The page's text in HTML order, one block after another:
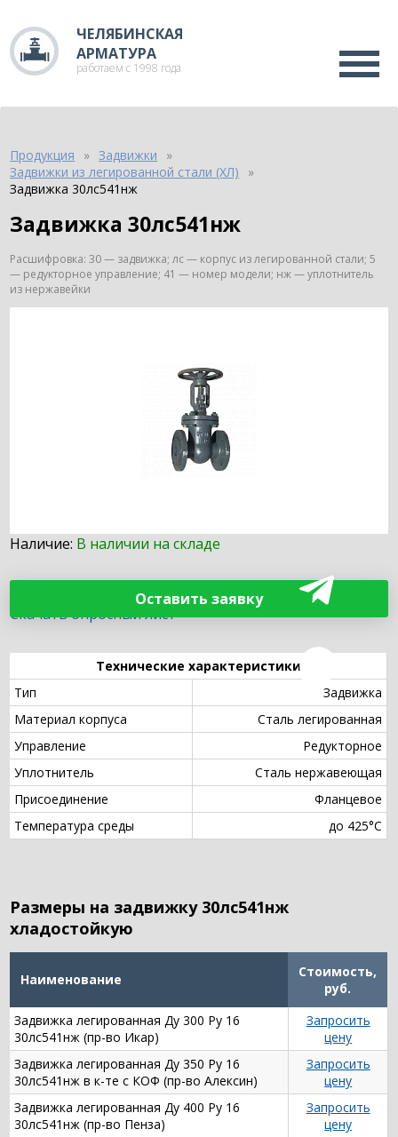
ЧЕЛЯБИНСКАЯ
АРМАТУРА
работаем с 1998 года
Продукция
Задвижки
Задвижки из легированной стали (ХЛ)
Задвижка 30лс541нж
Задвижка 30лс541нж
Расшифровка: 30 — задвижка; лс — корпус из легированной стали; 5
— редукторное управление; 41 — номер модели; нж — уплотнитель
из нержавейки
Наличие: В наличии на складе
Оставить заявку
Скачать опросный лист
Технические характеристики
Тип
Задвижка
Материал корпуса
Сталь легированная
Управление
Редукторное
Уплотнитель
Сталь нержавеющая
Присоединение
Фланцевое
Температура среды
до 425°С
Размеры на задвижку 30лс541нж
хладостойкую
Наименование
Стоимость,
руб.
Задвижка легированная Ду 300 Ру 16
30лс541нж (пр-во Икар)
Запросить
цену
Задвижка легированная Ду 350 Ру 16
30лс541нж в к-те с КОФ (пр-во Алексин)
Запросить
цену
Задвижка легированная Ду 400 Ру 16
30лс541нж (пр-во Пенза)
Запросить
цену